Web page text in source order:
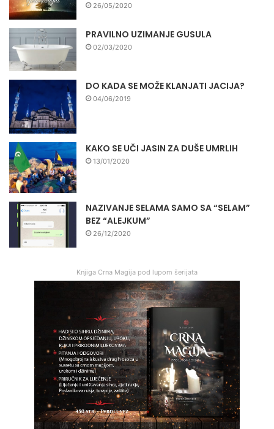
26/05/2020
PRAVILNO UZIMANJE GUSULA
02/03/2020
DO KADA SE MOŽE KLANJATI JACIJA?
04/06/2019
KAKO SE UČI JASIN ZA DUŠE UMRLIH
13/01/2020
NAZIVANJE SELAMA SAMO SA “SELAM”
BEZ “ALEJKUM”
26/12/2020
Knjiga Crna Magija pod lupom šerijata